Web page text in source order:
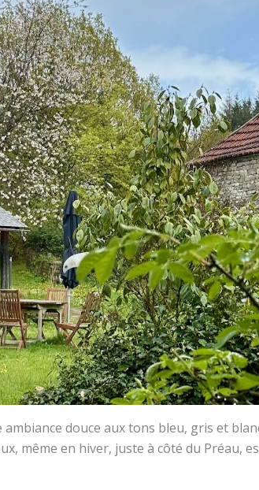
douce aux tons bleu, gris et
même en hiver, juste à côté du Préau,